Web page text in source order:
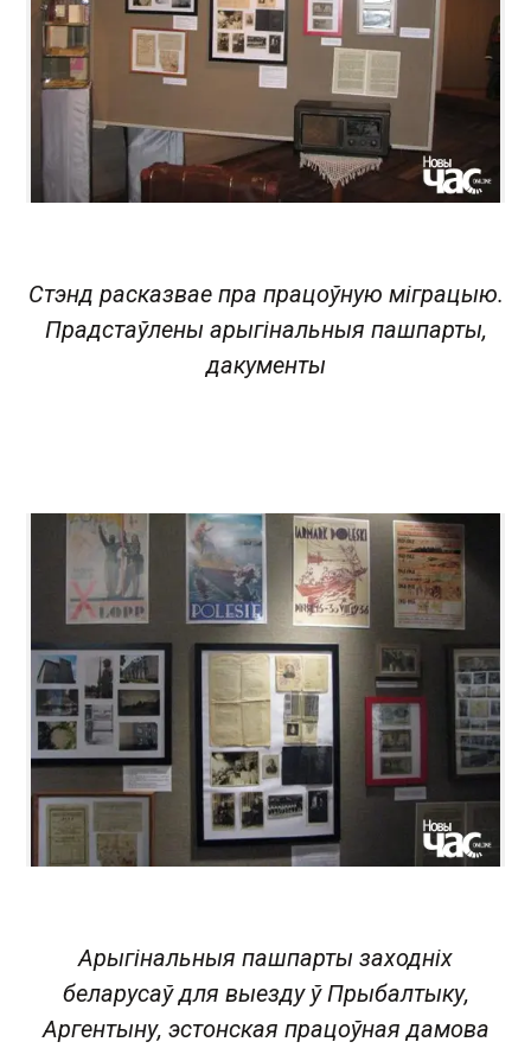
Стэнд расказвае пра працоўную міграцыю.
Прадстаўлены арыгінальныя пашпарты,
дакументы
Арыгінальныя пашпарты заходніх
беларусаў для выезду ў Прыбалтыку,
Аргентыну, эстонская працоўная дамова